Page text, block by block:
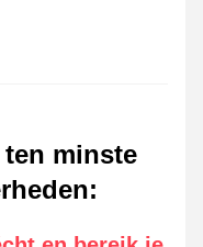
minste
: